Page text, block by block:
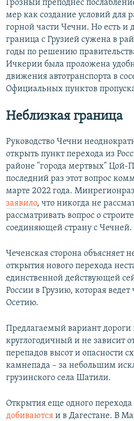
Грозный преподнес
мер как создание условий для
горной части Чечни. Но есть и
граница с Грузией сужена в
годы по решению
Ичкерии была проложена
движения автотранспорта в
Официальных пунктов
Неблизкая граница
Руководство Чечни
открыть пункт перехода из
районе "города мертвых" Цой-
последний раз этот вопрос
марте 2022 года.
заявило, что никогда не
рассматривать вопрос о
соединяющей страну с Чечней.
Чеченская сторона объясняет
открытия нового перехода
единственной действующей
России в Грузию, которая
Осетию.
Предлагаемый вариант дороги
круглогодичный и не зависит
перепадов высот и опасности
камнепада – за небольшим
грузинского села Шатили.
Открытия еще одного перехода
добиваются и в Дагестане. В